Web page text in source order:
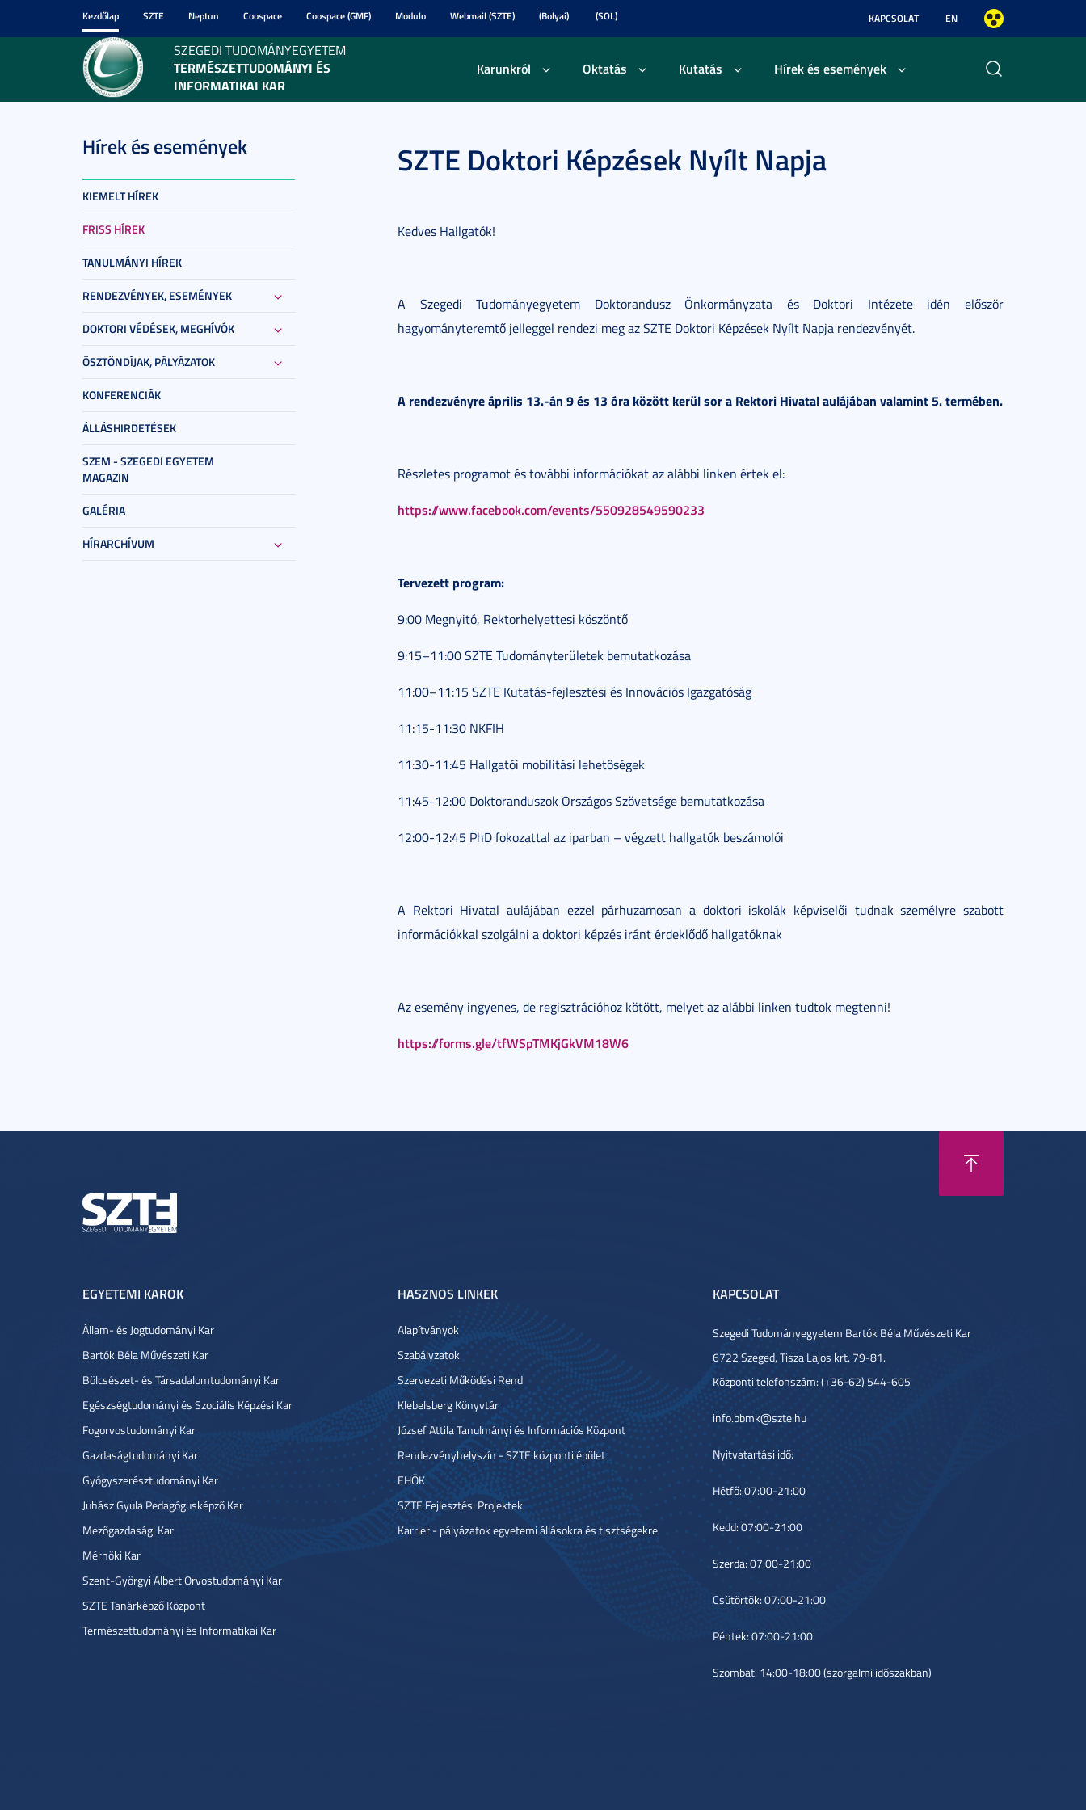
Kezdőlap SZTE Neptun Coospace Coospace (GMF) Modulo Webmail (SZTE) (Bolyai) (SOL) KAPCSOLAT EN
SZEGEDI TUDOMÁNYEGYETEM
TERMÉSZETTUDOMÁNYI ÉS
INFORMATIKAI KAR
Karunkról Oktatás Kutatás Hírek és események
Hírek és események
KIEMELT HÍREK
FRISS HÍREK
TANULMÁNYI HÍREK
RENDEZVÉNYEK, ESEMÉNYEK
DOKTORI VÉDÉSEK, MEGHÍVÓK
ÖSZTÖNDÍJAK, PÁLYÁZATOK
KONFERENCIÁK
ÁLLÁSHIRDETÉSEK
SZEM - SZEGEDI EGYETEM
MAGAZIN
GALÉRIA
HÍRARCHÍVUM
SZTE Doktori Képzések Nyílt Napja
Kedves Hallgatók!
A Szegedi Tudományegyetem Doktorandusz Önkormányzata és Doktori Intézete idén először
hagyományteremtő jelleggel rendezi meg az SZTE Doktori Képzések Nyílt Napja rendezvényét.
A rendezvényre április 13.-án 9 és 13 óra között kerül sor a Rektori Hivatal aulájában valamint 5. termében.
Részletes programot és további információkat az alábbi linken értek el:
https://www.facebook.com/events/550928549590233
Tervezett program:
9:00 Megnyitó, Rektorhelyettesi köszöntő
9:15–11:00 SZTE Tudományterületek bemutatkozása
11:00–11:15 SZTE Kutatás-fejlesztési és Innovációs Igazgatóság
11:15-11:30 NKFIH
11:30-11:45 Hallgatói mobilitási lehetőségek
11:45-12:00 Doktoranduszok Országos Szövetsége bemutatkozása
12:00-12:45 PhD fokozattal az iparban – végzett hallgatók beszámolói
A Rektori Hivatal aulájában ezzel párhuzamosan a doktori iskolák képviselői tudnak személyre szabott
információkkal szolgálni a doktori képzés iránt érdeklődő hallgatóknak
Az esemény ingyenes, de regisztrációhoz kötött, melyet az alábbi linken tudtok megtenni!
https://forms.gle/tfWSpTMKjGkVM18W6
EGYETEMI KAROK
Állam- és Jogtudományi Kar
Bartók Béla Művészeti Kar
Bölcsészet- és Társadalomtudományi Kar
Egészségtudományi és Szociális Képzési Kar
Fogorvostudományi Kar
Gazdaságtudományi Kar
Gyógyszerésztudományi Kar
Juhász Gyula Pedagógusképző Kar
Mezőgazdasági Kar
Mérnöki Kar
Szent-Györgyi Albert Orvostudományi Kar
SZTE Tanárképző Központ
Természettudományi és Informatikai Kar
HASZNOS LINKEK
Alapítványok
Szabályzatok
Szervezeti Működési Rend
Klebelsberg Könyvtár
József Attila Tanulmányi és Információs Központ
Rendezvényhelyszín - SZTE központi épület
EHÖK
SZTE Fejlesztési Projektek
Karrier - pályázatok egyetemi állásokra és tisztségekre
KAPCSOLAT
Szegedi Tudományegyetem Bartók Béla Művészeti Kar
6722 Szeged, Tisza Lajos krt. 79-81.
Központi telefonszám: (+36-62) 544-605
info.bbmk@szte.hu
Nyitvatartási idő:
Hétfő: 07:00-21:00
Kedd: 07:00-21:00
Szerda: 07:00-21:00
Csütörtök: 07:00-21:00
Péntek: 07:00-21:00
Szombat: 14:00-18:00 (szorgalmi időszakban)